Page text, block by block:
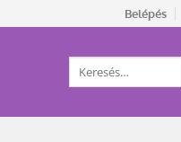
Belépés
Keresés